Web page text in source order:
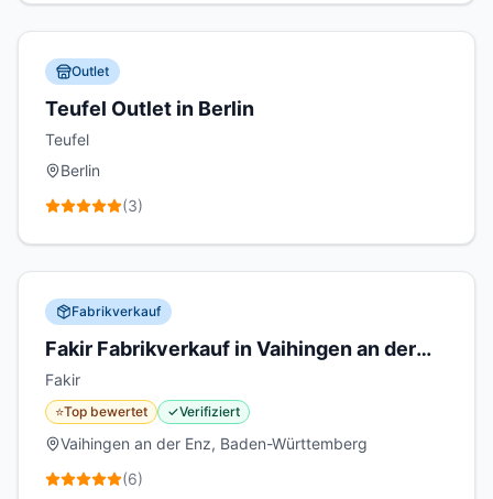
Outlet
Teufel Outlet in Berlin
Teufel
Berlin
(3)
Fabrikverkauf
Fakir Fabrikverkauf in Vaihingen an der
Enz
Fakir
⭐Top bewertet ✓Verifiziert
Vaihingen an der Enz, Baden-Württemberg
(6)